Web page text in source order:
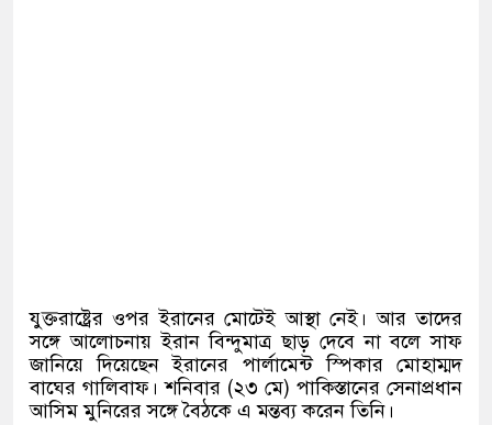
যুক্তরাষ্ট্রের ওপর ইরানের মোটেই আস্থা নেই। আর তাদের
সঙ্গে আলোচনায় ইরান বিন্দুমাত্র ছাড় দেবে না বলে সাফ
জানিয়ে দিয়েছেন ইরানের পার্লামেন্ট স্পিকার মোহাম্মদ
বাঘের গালিবাফ। শনিবার (২৩ মে) পাকিস্তানের সেনাপ্রধান
আসিম মুনিরের সঙ্গে বৈঠকে এ মন্তব্য করেন তিনি।